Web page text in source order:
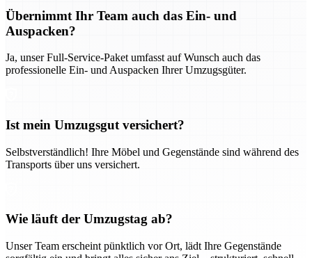
Übernimmt Ihr Team auch das Ein- und
Auspacken?
Ja, unser Full-Service-Paket umfasst auf Wunsch auch das
professionelle Ein- und Auspacken Ihrer Umzugsgüter.
Ist mein Umzugsgut versichert?
Selbstverständlich! Ihre Möbel und Gegenstände sind während des
Transports über uns versichert.
Wie läuft der Umzugstag ab?
Unser Team erscheint pünktlich vor Ort, lädt Ihre Gegenstände